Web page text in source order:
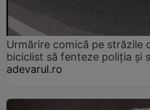
Urmărire comică pe străzile
biciclist să fenteze poliția și
adevarul.ro